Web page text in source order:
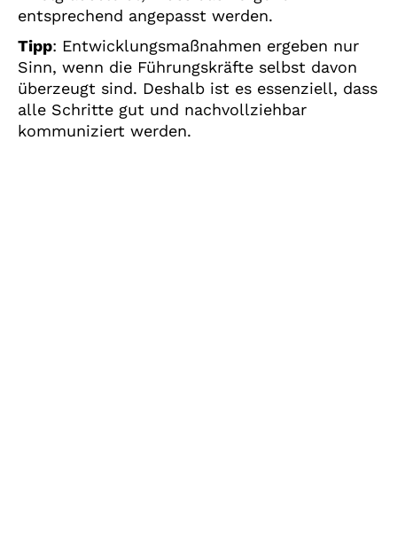
entsprechend angepasst werden.
Tipp: Entwicklungsmaßnahmen ergeben nur
Sinn, wenn die Führungskräfte selbst davon
überzeugt sind. Deshalb ist es essenziell, dass
alle Schritte gut und nachvollziehbar
kommuniziert werden.